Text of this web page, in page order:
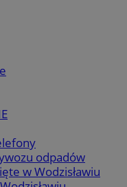
odpadów
w Wodzisławiu